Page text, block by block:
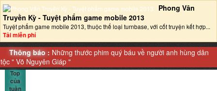
Phong Vân
Truyền Kỳ - Tuyệt phẩm game mobile 2013‎
Tuyệt phẩm game mobile 2013, thuộc thể loại turnbase, với cốt truyện kết hợp...
Tải miễn phí
Thông báo : Những thước phim quý báu về người anh hùng dân
tộc "Võ Nguyên Giáp "
Top
của
tuần